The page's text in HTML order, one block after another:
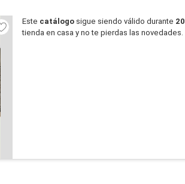
Este catálogo sigue siendo válido durante 20
tienda en casa y no te pierdas las novedades.